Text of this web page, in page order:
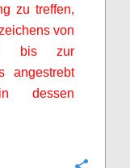
zu treffen,
von
bis zur
angestrebt
dessen